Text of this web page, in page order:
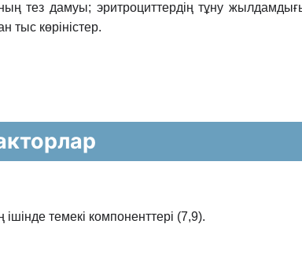
тез дамуы; эритроциттердің тұну
тыс көріністер.
ішінде темекі компоненттері (7,9).